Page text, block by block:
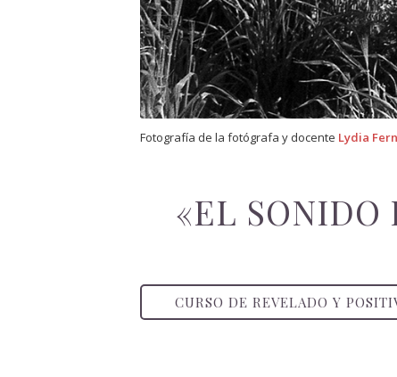
Fotografía de la fotógrafa y docente Lydia
«EL SONIDO
CURSO DE REVELADO Y